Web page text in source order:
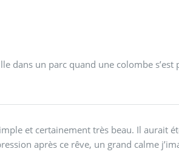
dans un parc quand une colombe s’est
et certainement très beau. Il aurait
après ce rêve, un grand calme